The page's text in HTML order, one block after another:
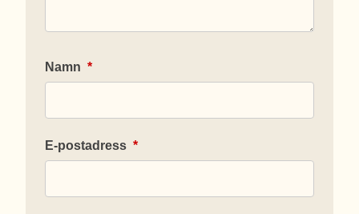
Namn *
E-postadress *